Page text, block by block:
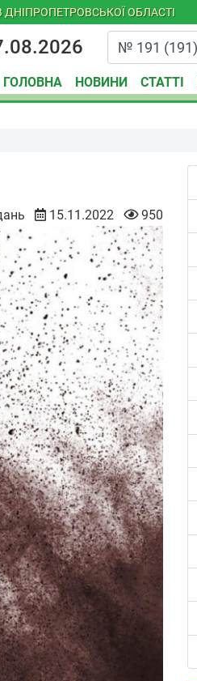
ДНІПРОПЕТРОВСЬКОЇ ОБЛАСТІ
ГОЛОВНА НОВИНИ СТАТТІ
15.11.2022 950